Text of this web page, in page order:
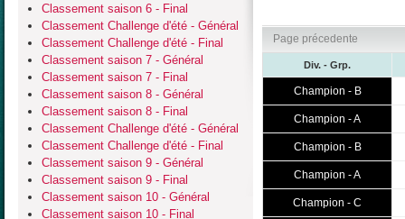
Classement saison 6 - Final
Classement Challenge d'été - Général
Classement Challenge d'été - Final
Classement saison 7 - Général
Classement saison 7 - Final
Classement saison 8 - Général
Classement saison 8 - Final
Classement Challenge d'été - Général
Classement Challenge d'été - Final
Classement saison 9 - Général
Classement saison 9 - Final
Classement saison 10 - Général
Classement saison 10 - Final
Page précedente
Div. - Grp.
Champion - B
Champion - A
Champion - B
Champion - A
Champion - C